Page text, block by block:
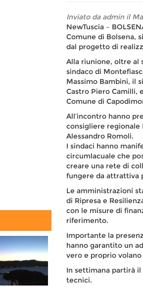
Inviato da adminil
NewTuscia –
Comune di Bolsena,
dal progetto di
Alla riunione, oltre al
sindaco di
Massimo Bambini, il
Castro Piero Camilli,
Comune di
All’incontro hanno
consigliere regionale
Alessandro Romoli.
I sindaci hanno
circumlacuale che
creare una rete di
fungere da attrattiva
Le amministrazioni
di Ripresa e
con le misure di
riferimento.
Importante la
hanno garantito un
vero e proprio
In settimana partirà
tecnici.